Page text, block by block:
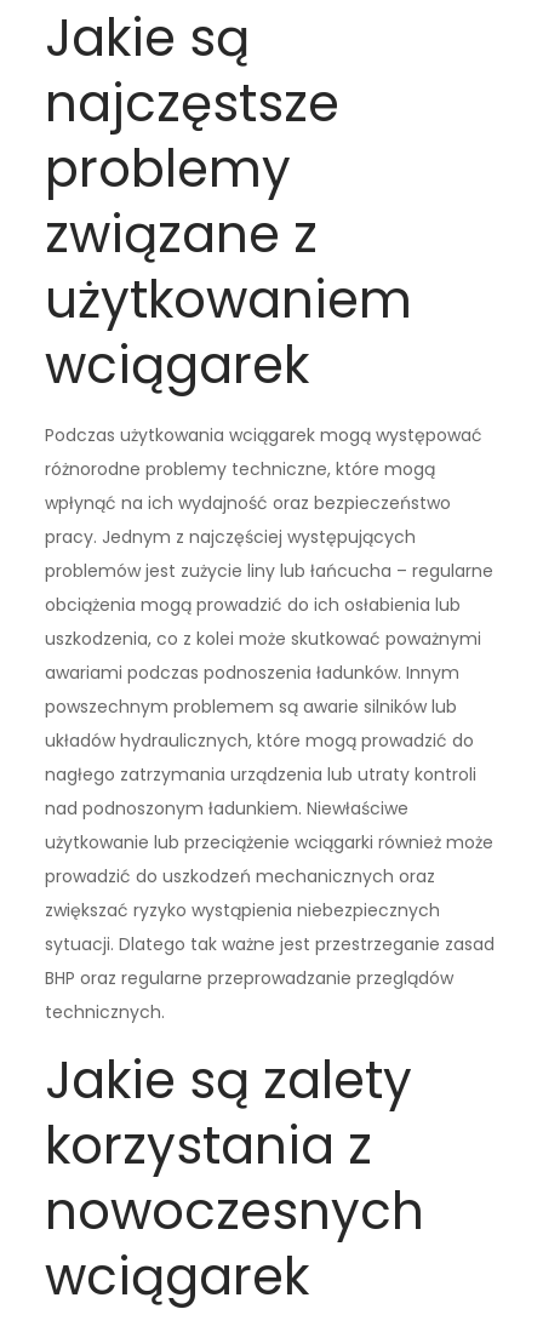
Jakie są
najczęstsze
problemy
związane z
użytkowaniem
wciągarek
Podczas użytkowania wciągarek mogą występować
różnorodne problemy techniczne, które mogą
wpłynąć na ich wydajność oraz bezpieczeństwo
pracy. Jednym z najczęściej występujących
problemów jest zużycie liny lub łańcucha – regularne
obciążenia mogą prowadzić do ich osłabienia lub
uszkodzenia, co z kolei może skutkować poważnymi
awariami podczas podnoszenia ładunków. Innym
powszechnym problemem są awarie silników lub
układów hydraulicznych, które mogą prowadzić do
nagłego zatrzymania urządzenia lub utraty kontroli
nad podnoszonym ładunkiem. Niewłaściwe
użytkowanie lub przeciążenie wciągarki również może
prowadzić do uszkodzeń mechanicznych oraz
zwiększać ryzyko wystąpienia niebezpiecznych
sytuacji. Dlatego tak ważne jest przestrzeganie zasad
BHP oraz regularne przeprowadzanie przeglądów
technicznych.
Jakie są zalety
korzystania z
nowoczesnych
wciągarek